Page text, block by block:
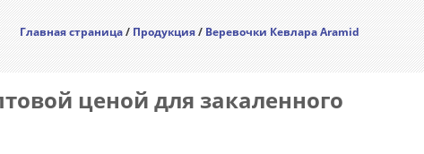
Главная страница/Продукция/Веревочки Кевлара Aramid
ценой для закаленного